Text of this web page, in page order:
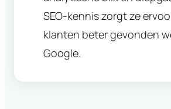
SEO-kennis zorgt ze
klanten beter gevonden
Google.